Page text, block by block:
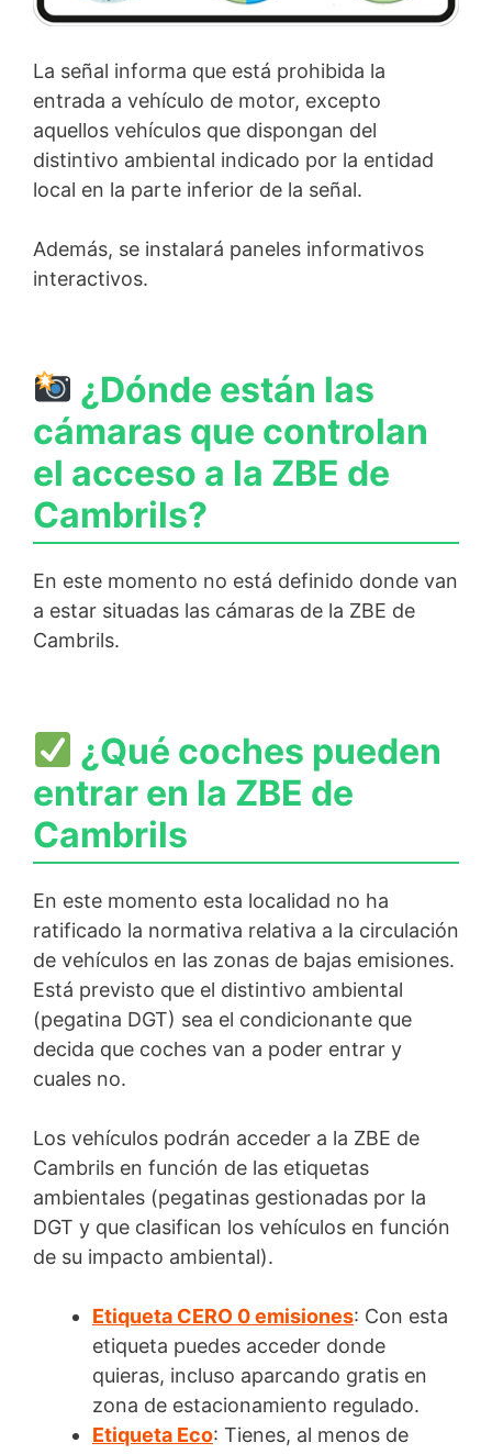
La señal informa que está prohibida la
entrada a vehículo de motor, excepto
aquellos vehículos que dispongan del
distintivo ambiental indicado por la entidad
local en la parte inferior de la señal.
Además, se instalará paneles informativos
interactivos.
¿Dónde están las
cámaras que controlan
el acceso a la ZBE de
Cambrils?
En este momento no está definido donde van
a estar situadas las cámaras de la ZBE de
Cambrils.
¿Qué coches pueden
entrar en la ZBE de
Cambrils
En este momento esta localidad no ha
ratificado la normativa relativa a la circulación
de vehículos en las zonas de bajas emisiones.
Está previsto que el distintivo ambiental
(pegatina DGT) sea el condicionante que
decida que coches van a poder entrar y
cuales no.
Los vehículos podrán acceder a la ZBE de
Cambrils en función de las etiquetas
ambientales (pegatinas gestionadas por la
DGT y que clasifican los vehículos en función
de su impacto ambiental).
Etiqueta CERO 0 emisiones: Con esta
etiqueta puedes acceder donde
quieras, incluso aparcando gratis en
zona de estacionamiento regulado.
Etiqueta Eco: Tienes, al menos de